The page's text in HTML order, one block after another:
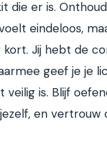
die er is.
eindeloos,
kort. Jij hebt de
geef je je
veilig is. Blijf
en vertrouw